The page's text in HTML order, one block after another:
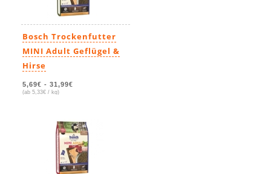
Bosch Trockenfutter
MINI Adult Geflügel &
Hirse
5,69€ - 31,99€
(ab 5,33€ / kg)